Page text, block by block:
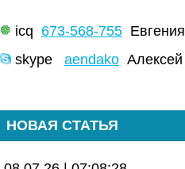
icq 673-568-755 Евгения
skype aendako Алексей
НОВАЯ СТАТЬЯ